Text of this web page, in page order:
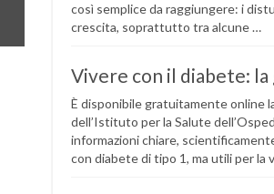
così semplice da raggiungere: i
crescita, soprattutto tra alcune …
Vivere con il diabete:
È disponibile gratuitamente online
dell’Istituto per la Salute
informazioni chiare,
con diabete di tipo 1, ma utili per